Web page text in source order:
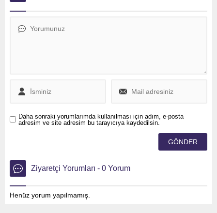
nedeniyle piyasa değerinde
Daha sonraki yorumlarımda kullanılması için adım, e-posta
adresim ve site adresim bu tarayıcıya kaydedilsin.
Ziyaretçi Yorumları - 0 Yorum
Henüz yorum yapılmamış.